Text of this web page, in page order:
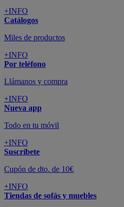
+INFO
Catálogos
Miles de productos
+INFO
Por teléfono
Llámanos y compra
+INFO
Nueva app
Todo en tu móvil
+INFO
Suscríbete
Cupón de dto. de 10€
+INFO
Tiendas de sofás y muebles